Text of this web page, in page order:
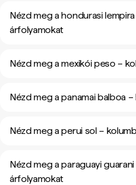
Nézd meg a hondurasi
árfolyamokat
Nézd meg a mexikói peso –
Nézd meg a panamai balboa
Nézd meg a perui sol –
Nézd meg a paraguayi
árfolyamokat